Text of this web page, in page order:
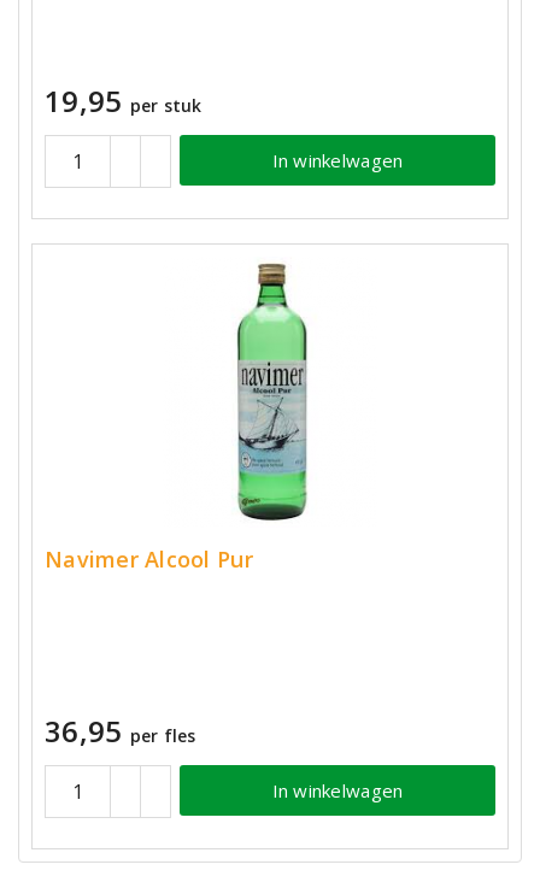
19,95 per stuk
In winkelwagen
Navimer Alcool Pur
36,95 per fles
In winkelwagen